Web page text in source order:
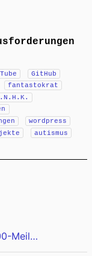
GitHub
fantastokrat
wordpress
autismus
Die Nerd Enzyklopädie 47 - Die 500-Meilen-E-Mail